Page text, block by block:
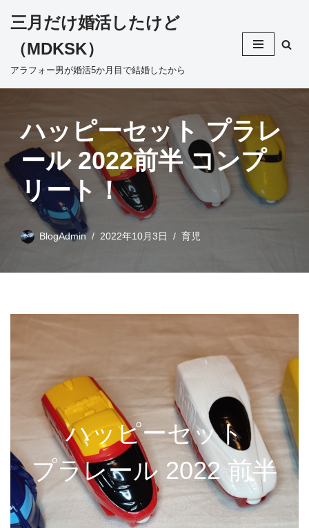
テ
ン
ス
キ
プ
三月だけ婚活したけど
（MDKSK）
アラフォー男が婚活5か月目で結婚したから
ハッピーセット プラレ
ール 2022前半 コンプ
リート！
BlogAdmin 2022年10月3日 育児
ハッピーセット
プラレール 2022 前半